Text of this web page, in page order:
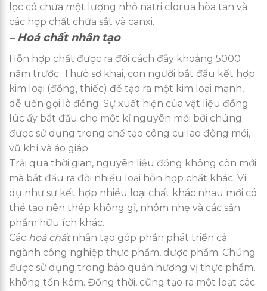
lọc có chứa một lượng nhỏ natri clorua hòa tan và
các hợp chất chứa sắt và canxi.
– Hoá chất nhân tạo
Hỗn hợp chất được ra đời cách đây khoảng 5000
năm trước. Thưở sơ khai, con người bắt đầu kết hợp
kim loại (đồng, thiếc) để tạo ra một kim loại mạnh,
dễ uốn gọi là đồng. Sự xuất hiện của vật liệu đồng
lúc ấy bắt đầu cho một kỉ nguyên mới bởi chúng
được sử dụng trong chế tạo công cụ lao động mới,
vũ khí và áo giáp.
Trải qua thời gian, nguyên liệu đồng không còn mới
mà bắt đầu ra đời nhiều loại hỗn hợp chất khác. Ví
dụ như sự kết hợp nhiều loại chất khác nhau mới có
thể tạo nên thép không gỉ, nhôm nhẹ và các sản
phẩm hữu ích khác.
Các hoá chấtnhân tạo góp phần phát triển cả
ngành công nghiệp thực phẩm, dược phẩm. Chúng
được sử dụng trong bảo quản hương vị thực phẩm,
không tốn kém. Đồng thời, cũng tạo ra một loạt các